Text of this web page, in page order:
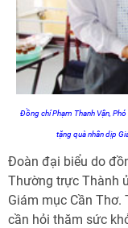
Đồng chí Phạm Thanh Vận,
tặng quà nhân dịp
Đoàn đại biểu do
Thường trực Thành
Giám mục Cần Thơ.
cần hỏi thăm sức